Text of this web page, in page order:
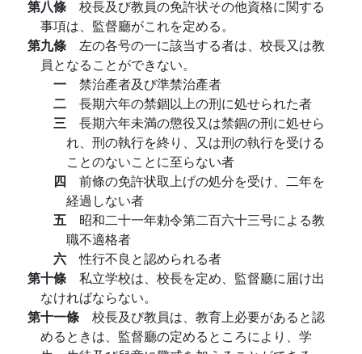
第八條 校長及び教員の免許状その他資格に関する
事項は、監督廳がこれを定める。
第九條 左の各号の一に該当する者は、校長又は教
員となることができない。
一 禁治產者及び準禁治產者
二 長期六年の禁錮以上の刑に処せられた者
三 長期六年未満の懲役又は禁錮の刑に処せら
れ、刑の執行を終り、又は刑の執行を受ける
ことのないことに至らない者
四 前條の免許状取上げの処分を受け、二年を
経過しない者
五 昭和二十一年勅令第二百六十三号による教
職不適格者
六性行不良と認められる者
第十條 私立学校は、校長を定め、監督廳に届け出
なければならない。
第十一條 校長及び教員は、教育上必要があると認
めるときは、監督廳の定めるところにより、学